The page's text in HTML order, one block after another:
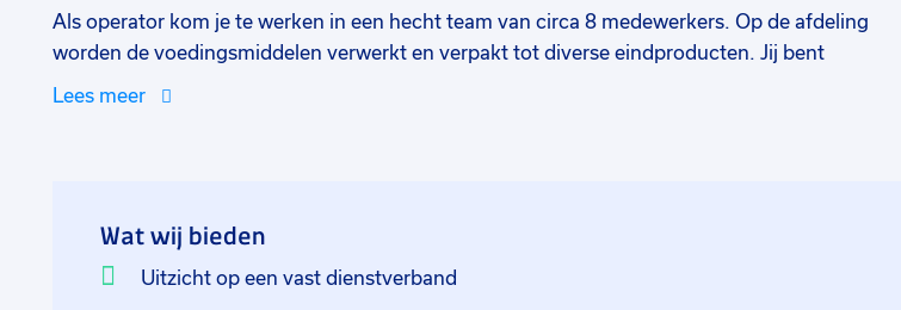
Als operator kom je te werken in een hecht team van circa 8 medewerkers. Op de afdeling
worden de voedingsmiddelen verwerkt en verpakt tot diverse eindproducten. Jij bent
verantwoordelijke voor het opstarten, bedienen en ombouwen van machines. Van een ervaren
Je gaat aan de slag in 2 ploegen waarbij de werktijden als volgt zijn: vroege dienst 06.00-15.00
Lees meer
Wat wij bieden
Uitzicht op een vast dienstverband